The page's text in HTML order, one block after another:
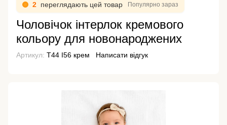
2 переглядають цей товар Популярно зараз
Чоловічок інтерлок кремового
кольору для новонароджених
Артикул: Т44 І56 крем Написати відгук